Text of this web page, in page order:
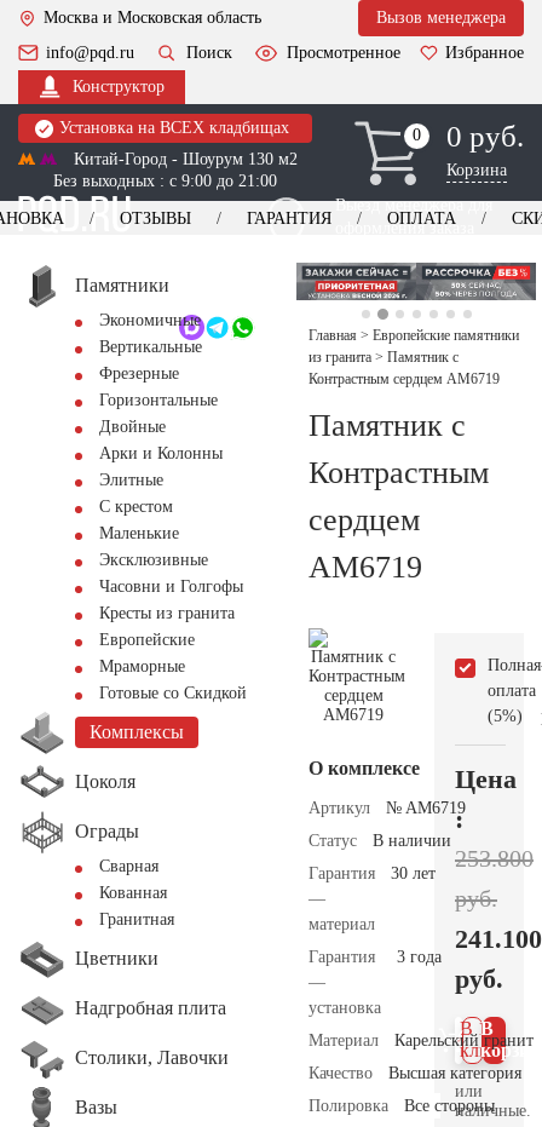
Москва и Московская область
Вызов менеджера
info@pqd.ru
Поиск Просмотренное
Избранное
Конструктор
Установка на ВСЕХ кладбищах
Китай-Город - Шоурум 130 м2
Без выходных : с 9:00 до 21:00
0
0 0 руб.
Корзина
Выезд менеджера для
оформления заказа
+7 (495) 518-44-23
Обратный звонок
ОТЗЫВЫ ГАРАНТИЯ ОПЛАТА
Памятники
Экономичные
Вертикальные
Фрезерные
Горизонтальные
Двойные
Арки и Колонны
Элитные
С крестом
Маленькие
Эксклюзивные
Часовни и Голгофы
Кресты из гранита
Европейские
Мраморные
Готовые со Скидкой
Комплексы
Цоколя
Ограды
Сварная
Кованная
Гранитная
Цветники
Надгробная плита
Столики, Лавочки
Вазы
Главная > Европейские памятники
из гранита > Памятник с
Контрастным сердцем AM6719
Памятник с
Контрастным
сердцем
AM6719
О комплексе
Артикул
№ AM6719
Статус
В наличии
Гарантия
—
материал
30 лет
Гарантия
—
установка
3 года
Материал
Карельский гранит
Качество
Высшая категория
Полировка
Все стороны
Полная
оплата
(5%)
Цена
:
253.800
руб.
241.100
руб.
В
В 1
клик
или
наличные.